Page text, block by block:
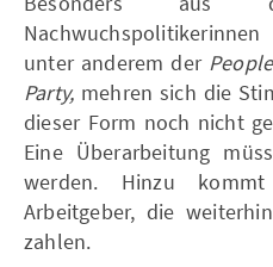
unter anderem der
Party, mehren sich die
dieser Form noch nicht
Eine Überarbeitung
werden. Hinzu
Arbeitgeber, die
zahlen.